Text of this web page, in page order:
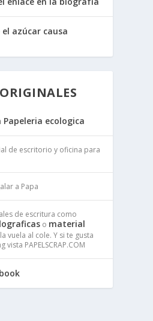
azúcar causa
ecologica
de escritorio y oficina para
a Papa
de escritura como
o material
vuela al cole. Y si te gusta
vista PAPELSCRAP.COM